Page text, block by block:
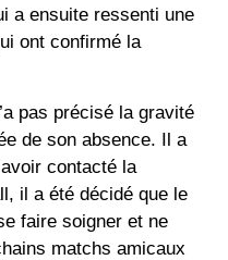
a ensuite ressenti une
ont confirmé la
pas précisé la gravité
de son absence. Il a
contacté la
il a été décidé que le
faire soigner et ne
matchs amicaux